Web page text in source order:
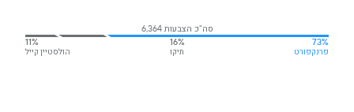
סה"כ הצבעות 6,364
73%
פרנקפורט
16%
תיקו
11%
הולסטיין קייל